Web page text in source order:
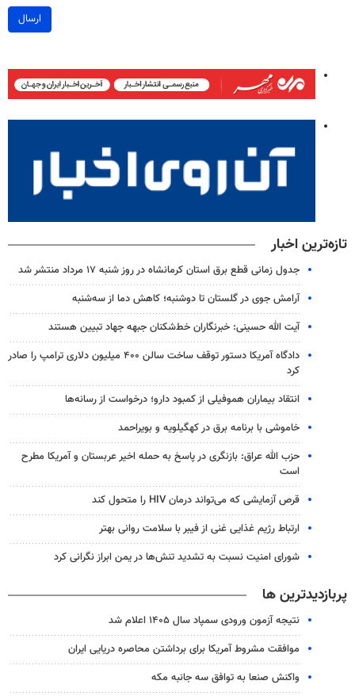
ارسال
تازه‌ترین اخبار
جدول زمانی قطع برق استان کرمانشاه در روز شنبه ۱۷ مرداد منتشر شد
آرامش جوی در گلستان تا دوشنبه؛ کاهش دما از سه‌شنبه
آیت الله حسینی: خبرنگاران خط‌شکنان جبهه جهاد تبیین هستند
دادگاه آمریکا دستور توقف ساخت سالن ۴۰۰ میلیون دلاری ترامپ را صادر
کرد
انتقاد بیماران هموفیلی از کمبود دارو؛ درخواست از رسانه‌ها
خاموشی با برنامه برق در کهگیلویه و بویراحمد
حزب الله عراق: بازنگری در پاسخ به حمله اخیر عربستان و آمریکا مطرح
است
قرص آزمایشی که می‌تواند درمان HIV را متحول کند
ارتباط رژیم غذایی غنی از فیبر با سلامت روانی بهتر
شورای امنیت نسبت به تشدید تنش‌ها در یمن ابراز نگرانی کرد
پربازدیدترین ها
نتیجه آزمون ورودی سمپاد سال ۱۴۰۵ اعلام شد
موافقت مشروط آمریکا برای برداشتن محاصره دریایی ایران
واکنش صنعا به توافق سه جانبه مکه